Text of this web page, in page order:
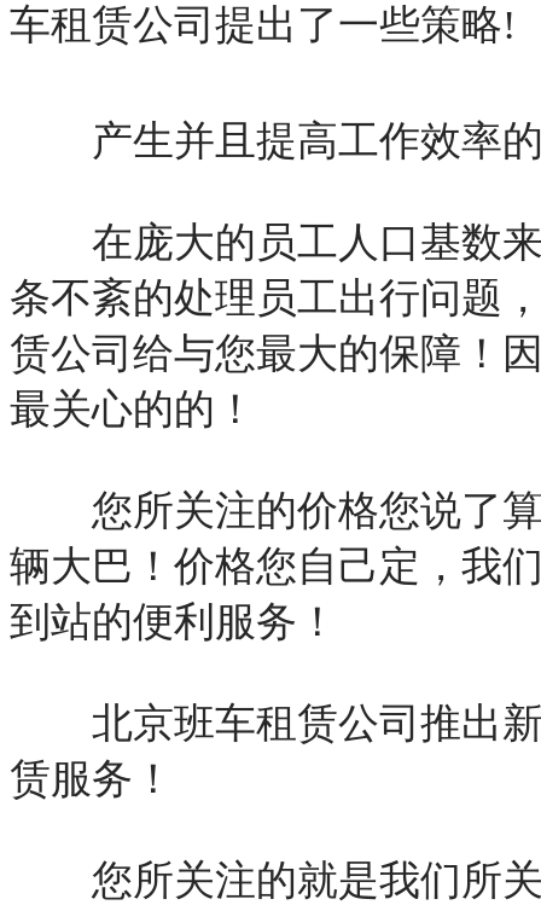
车租赁公司提出了一些策略!
产生并且提高工作效率
在庞大的员工人口基数来
条不紊的处理员工出行问题
赁公司给与您最大的保障！
最关心的的！
您所关注的价格您说了算
辆大巴！价格您自己定，我
到站的便利服务！
北京班车租赁公司推出新
赁服务！
您所关注的就是我们所关